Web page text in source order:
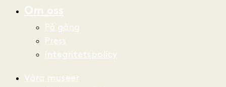
Om oss
På gång
Press
Integritetspolicy
Våra museer